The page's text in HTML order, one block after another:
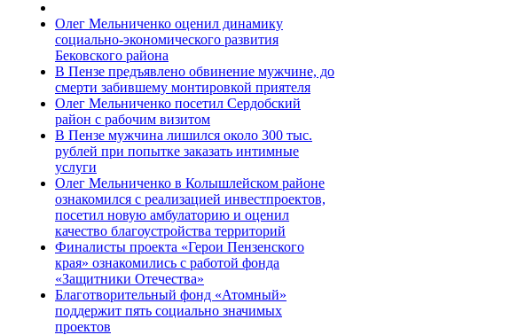
Олег Мельниченко оценил динамику
социально-экономического развития
Бековского района
В Пензе предъявлено обвинение мужчине, до
смерти забившему монтировкой приятеля
Олег Мельниченко посетил Сердобский
район с рабочим визитом
В Пензе мужчина лишился около 300 тыс.
рублей при попытке заказать интимные
услуги
Олег Мельниченко в Колышлейском районе
ознакомился с реализацией инвестпроектов,
посетил новую амбулаторию и оценил
качество благоустройства территорий
Финалисты проекта «Герои Пензенского
края» ознакомились с работой фонда
«Защитники Отечества»
Благотворительный фонд «Атомный»
поддержит пять социально значимых
проектов